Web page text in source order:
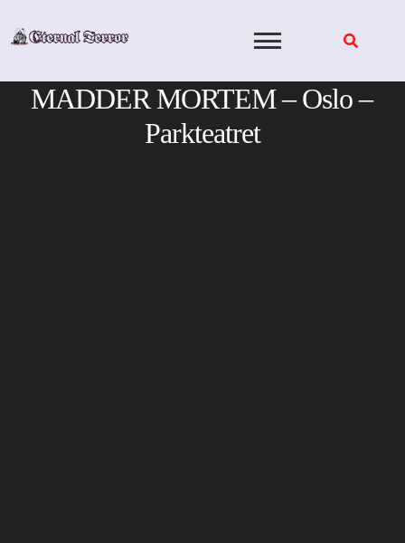
MADDER MORTEM – Oslo –
Parkteatret